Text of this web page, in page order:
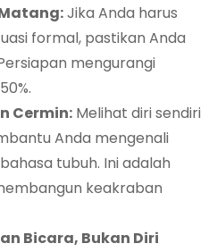
Jika Anda harus
formal, pastikan Anda
mengurangi
Cermin: Melihat diri sendiri
Anda mengenali
tubuh. Ini adalah
keakraban
Bicara, Bukan Diri